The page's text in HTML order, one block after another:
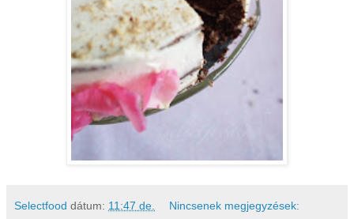
Selectfood dátum: 11:47 de. Nincsenek megjegyzések: